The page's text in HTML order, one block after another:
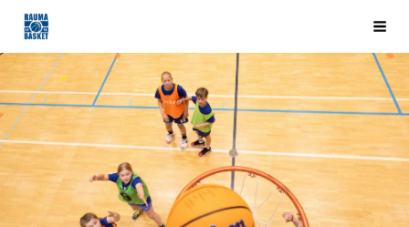
Siirry
sivun
sisältöön
Rauma Basket ry